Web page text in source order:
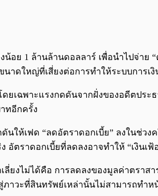
น้อย 1 ล้านล้านดอลลาร์ เพื่อนำไปจ่า
ดใหญ่ที่เสี่ยงต่อการทำให้ระบบการเ
ดยเฉพาะแรงกดดันจากฝั่งของอดีตป
ทอีกครั้ง
ให้เฟด “ลดอัตราดอกเบี้ย” ลงในช่ว
อัตราดอกเบี้ยที่ลดลงอาจทำให้ “เงินเ
ยงไม่ได้คือ การลดลงของมูลค่าตราส
าวะที่สินทรัพย์เหล่านั้นไม่สามารถทำ